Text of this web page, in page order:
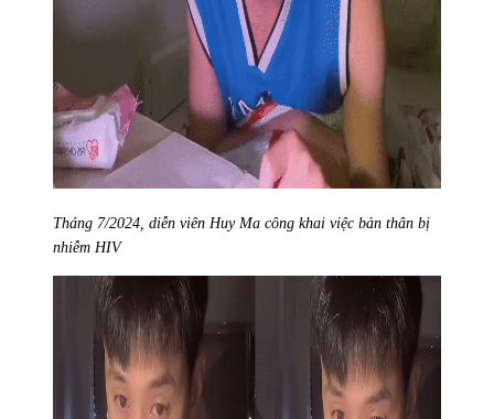
Tháng 7/2024, diễn viên Huy Ma công khai việc bản thân bị
nhiễm HIV